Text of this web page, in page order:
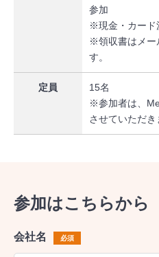
参加
※現金・カード
※領収書はメー
す。
定員
15名
※参加者は、
させていただき
参加はこちらから
会社名 必須